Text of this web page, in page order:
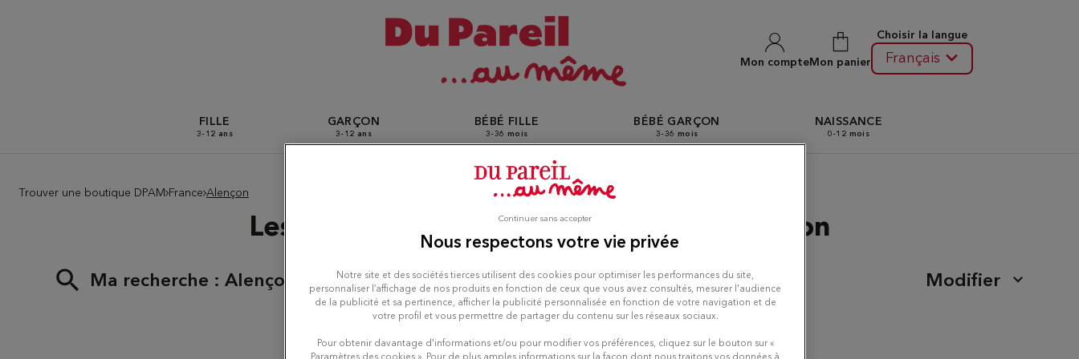
Mon compteMon panier
Choisir la langue
Français
FILLE
3-12 ans
GARÇON
3-12 ans
BÉBÉ FILLE
3-36 mois
BÉBÉ GARÇON
3-36 mois
NAISSANCE
0-12 mois
Trouver une boutique DPAM France Alençon
Les boutiques Du Pareil Au Même à Alençon
Ma recherche : Alençon Modifier
Nous respectons votre vie privée
Notre site et des sociétés tierces utilisent des cookies pour optimiser les performances du site,
personnaliser l’affichage de nos produits en fonction de ceux que vous avez consultés, mesurer l'audience
de la publicité et sa pertinence, afficher la publicité personnalisée en fonction de votre navigation et de
votre profil et vous permettre de partager du contenu sur les réseaux sociaux.
Pour obtenir davantage d'informations et/ou pour modifier vos préférences, cliquez sur le bouton sur «
Continuer sans accepter